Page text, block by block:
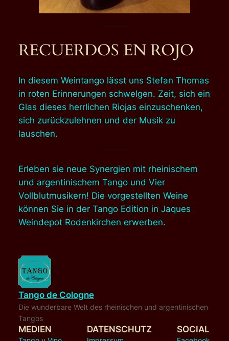
RECUERDOS EN ROJO
In diesem Weintango lässt uns Stefan Thomas
in roten Erinnerungen schwelgen. Zeit, sich ein
Glas dieses herrlichen Riojas einzuschenken,
sich zurückzulehnen und der Musik zu
lauschen.
Erleben sie neue Synergien mit rheinischem
und argentinischem Tango und Vier
Vollblutmusikern! Die vorgestellten Weine
können Sie in der Tango Edition in Jaques
Weindepot Rodenkirchen erwerben.
Tango de Cologne
Die wunderbare Welt des rheinischen und argentinischen
Tangos
MEDIEN DATENSCHUTZ SOCIAL